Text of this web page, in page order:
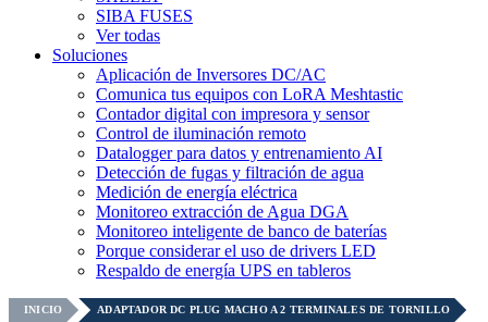
SIBA FUSES
Ver todas
Soluciones
Aplicación de Inversores DC/AC
Comunica tus equipos con LoRA Meshtastic
Contador digital con impresora y sensor
Control de iluminación remoto
Datalogger para datos y entrenamiento AI
Detección de fugas y filtración de agua
Medición de energía eléctrica
Monitoreo extracción de Agua DGA
Monitoreo inteligente de banco de baterías
Porque considerar el uso de drivers LED
Respaldo de energía UPS en tableros
INICIO ADAPTADOR DC PLUG MACHO A 2 TERMINALES DE TORNILLO